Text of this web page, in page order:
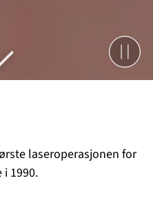
laseroperasjonen for
1990.